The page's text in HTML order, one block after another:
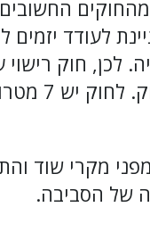
החשובים
לעודד
לכן, חוק רישוי
שהעסקים
מקרי שוד
של הסביבה.